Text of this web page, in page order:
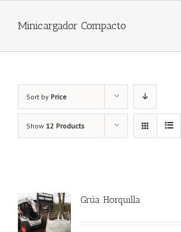
Minicargador Compacto
Sort by Price
Show 12 Products
Grúa Horquilla